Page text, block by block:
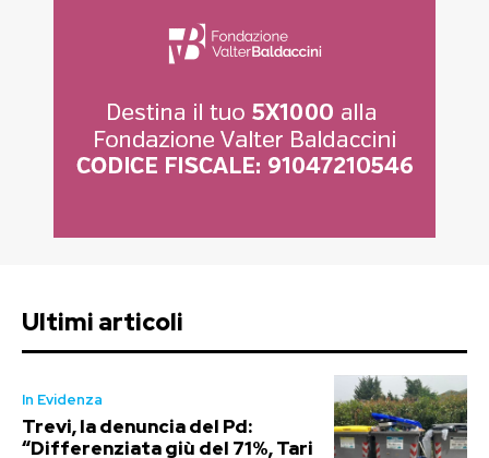
Ultimi articoli
In Evidenza
Trevi, la denuncia del Pd:
“Differenziata giù del 71%, Tari